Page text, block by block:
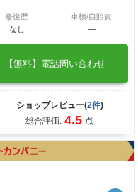
修復歴
なし
車検/自賠責
―
【無料】電話問い合わせ
ショップレビュー(2件)
総合評価: 4.5 点